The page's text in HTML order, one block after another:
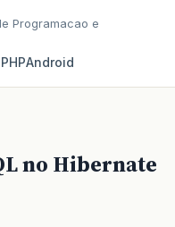
Programacao e
PHPAndroid
no Hibernate